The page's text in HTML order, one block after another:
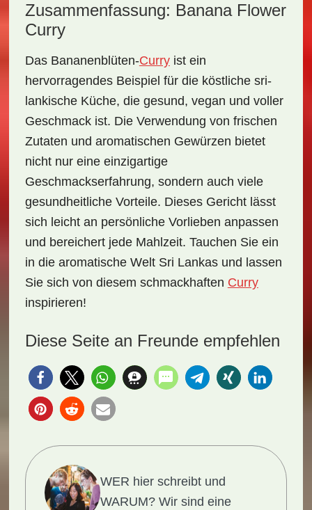
Zusammenfassung: Banana Flower
Curry
Das Bananenblüten-Curryist ein
hervorragendes Beispiel für die köstliche sri-
lankische Küche, die gesund, vegan und voller
Geschmack ist. Die Verwendung von frischen
Zutaten und aromatischen Gewürzen bietet
nicht nur eine einzigartige
Geschmackserfahrung, sondern auch viele
gesundheitliche Vorteile. Dieses Gericht lässt
sich leicht an persönliche Vorlieben anpassen
und bereichert jede Mahlzeit. Tauchen Sie ein
in die aromatische Welt Sri Lankas und lassen
Sie sich von diesem schmackhaften Curry
inspirieren!
Diese Seite an Freunde empfehlen
WER hier schreibt und
WARUM?Wir sind eine